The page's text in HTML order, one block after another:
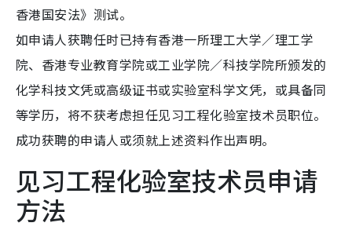
香港国安法》测试。
如申请人获聘任时已持有香港一所理工大学／理工学
院、香港专业教育学院或工业学院／科技学院所颁发的
化学科技文凭或高级证书或实验室科学文凭，或具备同
等学历，将不获考虑担任见习工程化验室技术员职位。
成功获聘的申请人或须就上述资料作出声明。
见习工程化验室技术员申请
方法